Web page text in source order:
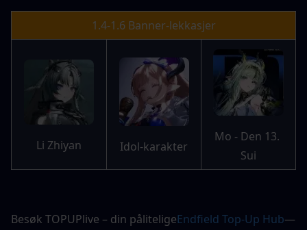
1.4-1.6 Banner-lekkasjer
Li Zhiyan Idol-karakter
Mo - Den 13.
Sui
Besøk TOPUPlive – din påliteligeEndfield Top-Up Hub—